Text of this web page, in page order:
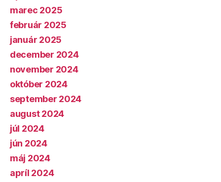
marec 2025
február 2025
január 2025
december 2024
november 2024
október 2024
september 2024
august 2024
júl 2024
jún 2024
máj 2024
apríl 2024